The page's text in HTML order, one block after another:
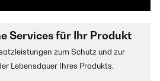
Services für Ihr Produkt
zum Schutz und zur
Lebensdauer Ihres Produkts.